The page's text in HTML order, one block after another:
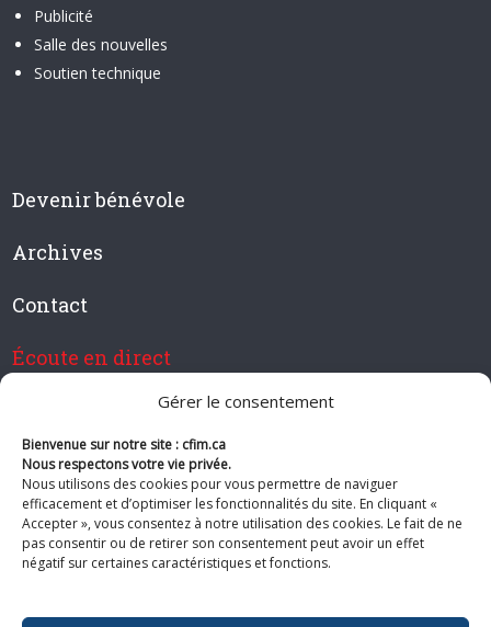
Gérer le consentement
Bienvenue sur notre site : cfim.ca
Nous respectons votre vie privée.
Nous utilisons des cookies pour vous permettre de naviguer
efficacement et d’optimiser les fonctionnalités du site. En cliquant «
Accepter », vous consentez à notre utilisation des cookies. Le fait de ne
pas consentir ou de retirer son consentement peut avoir un effet
négatif sur certaines caractéristiques et fonctions.
Publicité
Salle des nouvelles
Soutien technique
Devenir bénévole
Archives
Contact
Écoute en direct
Devenir membre de CFIM
Suivez-nous